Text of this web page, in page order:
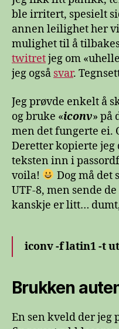
ble irritert, spesielt
annen leilighet her
mulighet til å
twitretjeg om
jeg også svar.
Jeg prøvde enkelt å
og bruke «iconv» på
men det fungerte ei.
Deretter kopierte
teksten inn i
voila!
Dog må det
UTF-8, men sende
kanskje er litt…
iconv -f latin1 -t
Brukken
En sen kveld der jeg